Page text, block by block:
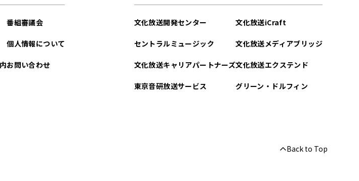
番組審議会
個人情報について
お問い合わせ
文化放送開発センター
セントラルミュージック
文化放送キャリアパートナーズ
東京音研放送サービス
文化放送iCraft
文化放送メディアブリッジ
文化放送エクステンド
グリーン・ドルフィン
Back to Top